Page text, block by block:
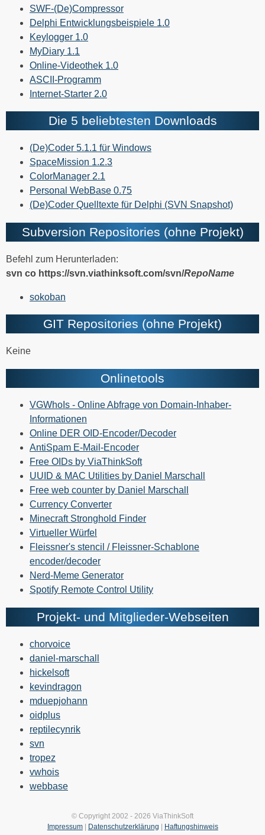
SWF-(De)Compressor
Delphi Entwicklungsbeispiele 1.0
Keylogger 1.0
MyDiary 1.1
Online-Videothek 1.0
ASCII-Programm
Internet-Starter 2.0
Die 5 beliebtesten Downloads
(De)Coder 5.1.1 für Windows
SpaceMission 1.2.3
ColorManager 2.1
Personal WebBase 0.75
(De)Coder Quelltexte für Delphi (SVN Snapshot)
Subversion Repositories (ohne Projekt)
Befehl zum Herunterladen:
svn co https://svn.viathinksoft.com/svn/RepoName
sokoban
GIT Repositories (ohne Projekt)
Keine
Onlinetools
VGWhoIs - Online Abfrage von Domain-Inhaber-
Informationen
Online DER OID-Encoder/Decoder
AntiSpam E-Mail-Encoder
Free OIDs by ViaThinkSoft
UUID & MAC Utilities by Daniel Marschall
Free web counter by Daniel Marschall
Currency Converter
Minecraft Stronghold Finder
Virtueller Würfel
Fleissner's stencil / Fleissner-Schablone
encoder/decoder
Nerd-Meme Generator
Spotify Remote Control Utility
Projekt- und Mitglieder-Webseiten
chorvoice
daniel-marschall
hickelsoft
kevindragon
mduepjohann
oidplus
reptilecynrik
svn
tropez
vwhois
webbase
© Copyright 2002 - 2026 ViaThinkSoft
Impressum| Datenschutzerklärung | Haftungshinweis